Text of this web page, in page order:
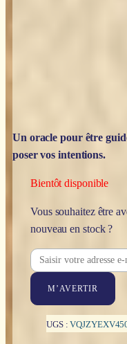
Un oracle pour être
poser vos intentions.
Bientôt disponible
Vous souhaitez être
nouveau en stock ?
M’AVERTIR
UGS :